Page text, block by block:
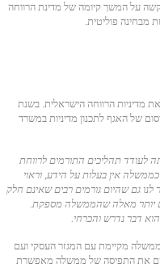
על המשך קיומה של מדינת הרווחה
מבחינה פוליטית.
הרווחה הישראלית. בשנת
של האגף לתכנון מדיניות במשרד
תהליכים התורמים לרווחת
אין בעלות על הידע, וראוי
גם שהיום גורמים רבים שאינם חלק
יותר מאלה שהממשלה מספקת.
דבר נדרש והכרחי.
מקיימת עם המגזר העסקי ועם
את התפיסה של ממשלה מאפשרת